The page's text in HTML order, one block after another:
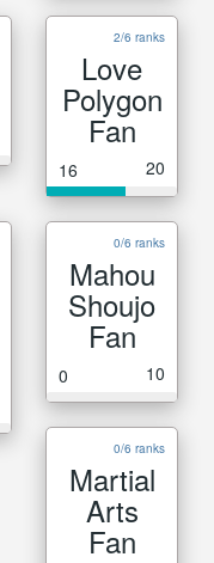
2/6 ranks
Love
Polygon
Fan
16 20
0/6 ranks
Mahou
Shoujo
Fan
0 10
0/6 ranks
Martial
Arts
Fan